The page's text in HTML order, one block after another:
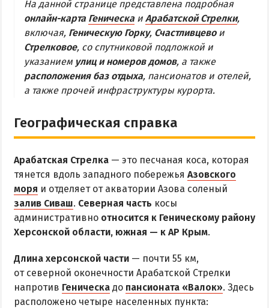
Обзор Генгорки
Все базы отдыха и отели Генгорки
Веб-камеры Генгорки
Карта Генгорки
ПРИОЗЕРНОЕ
СЧАСТЛИВЦЕВО
Обзор Счастливцево
Все базы отдыха в Счастливцево
Веб-камеры в Счастливцево
Карта Счастливцево
Обзор Стрелкового
Все базы отдыха в Стрелковом
На данной странице представлена подробная
онлайн-карта Геническа и Арабатской Стрелки,
включая, Геническую Горку, Счастливцевои
Стрелковое, со спутниковой подложкой и
указанием улиц и номеров домов, а также
расположения баз отдыха, пансионатов и отелей,
а также прочей инфраструктуры курорта.
Географическая справка
Арабатская Стрелка — это песчаная коса, которая
тянется вдоль западного побережья Азовского
моря и отделяет от акватории Азова соленый
залив Сиваш. Северная часть косы
административно относится к Геническому району
Херсонской области, южная — к АР Крым.
Длина херсонской части — почти 55 км,
от северной оконечности Арабатской Стрелки
напротив Геническа до пансионата «Валок». Здесь
расположено четыре населенных пункта: